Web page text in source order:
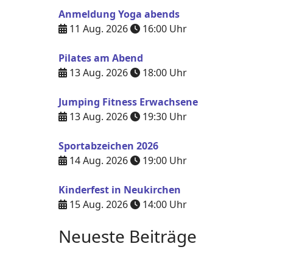
Anmeldung Yoga abends
11 Aug. 2026
16:00 Uhr
Pilates am Abend
13 Aug. 2026
18:00 Uhr
Jumping Fitness Erwachsene
13 Aug. 2026
19:30 Uhr
Sportabzeichen 2026
14 Aug. 2026
19:00 Uhr
Kinderfest in Neukirchen
15 Aug. 2026
14:00 Uhr
Neueste Beiträge